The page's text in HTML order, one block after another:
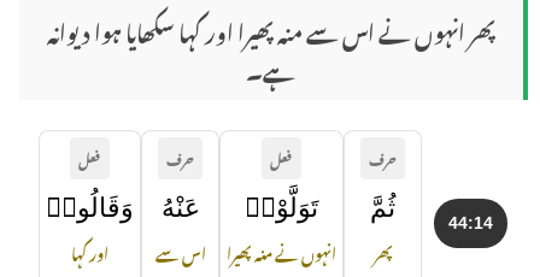
پھر انہوں نے اس سے منہ پھیرا اور کہا سکھایا ہوا دیوانہ
ہے۔
44:14
حرف
ثُمَّ
پھر
فعل
تَوَلَّوْا۟
انہوں نے منہ پھیرا
حرف
عَنْهُ
اس سے
فعل
وَقَالُوا۟
اور کہا